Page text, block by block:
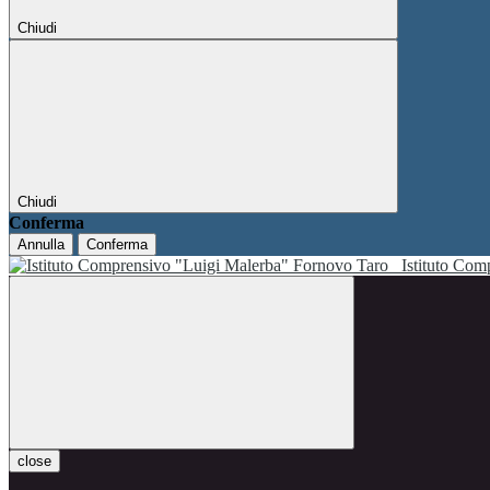
Chiudi
Chiudi
Conferma
Annulla Conferma
Istituto
close